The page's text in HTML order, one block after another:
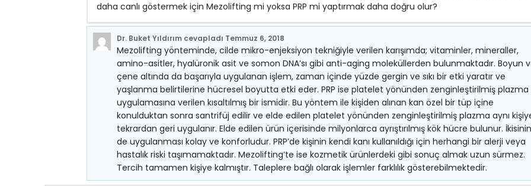
daha canlı göstermek için Mezolifting mi yoksa PRP mi yaptırmak daha doğru olur?
Dr. Buket Yıldırım cevapladı Temmuz 6, 2018
Mezolifting yönteminde, cilde mikro-enjeksiyon tekniğiyle verilen karışımda; vitaminler, mineraller,
amino-asitler, hyalüronik asit ve somon DNA’sı gibi anti-aging moleküllerden bulunmaktadır. Boyun
çene altında da başarıyla uygulanan işlem, zaman içinde yüzde gergin ve sıkı bir etki yaratır ve
yaşlanma belirtilerine hücresel boyutta etki eder. PRP ise platelet yönünden zenginleştirilmiş plazma
uygulamasına verilen kısaltılmış bir ismidir. Bu yöntem ile kişiden alınan kan özel bir tüp içine
konulduktan sonra santrifüj edilir ve elde edilen platelet yönünden zenginleştirilmiş plazma aynı
tekrardan geri uygulanır. Elde edilen ürün içerisinde milyonlarca ayrıştırılmış kök hücre bulunur. İkisinin
de uygulanması kolay ve konforludur. PRP’de kişinin kendi kanı kullanıldığı için herhangi bir alerji veya
hastalık riski taşımamaktadır. Mezolifting’te ise kozmetik ürünlerdeki gibi sonuç almak uzun sürmez.
Tercih tamamen kişiye kalmıştır. Taleplere bağlı olarak işlemler farklılık gösterebilmektedir.